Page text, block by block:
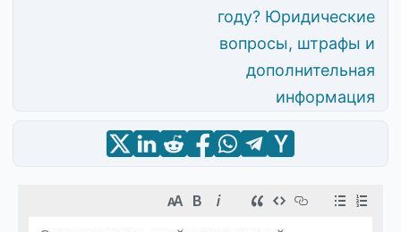
году? Юридические
вопросы, штрафы и
дополнительная
информация